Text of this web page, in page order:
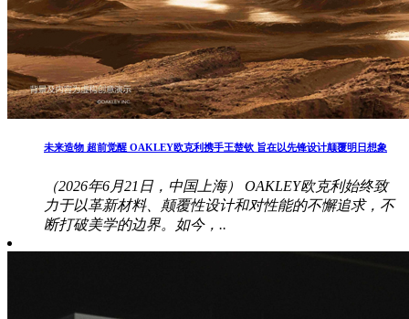
未来造物 超前觉醒 OAKLEY欧克利携手王楚钦 旨在以先锋设计颠覆明日想象
（2026年6月21日，中国上海） OAKLEY欧克利始终致
力于以革新材料、颠覆性设计和对性能的不懈追求，不
断打破美学的边界。如今，..